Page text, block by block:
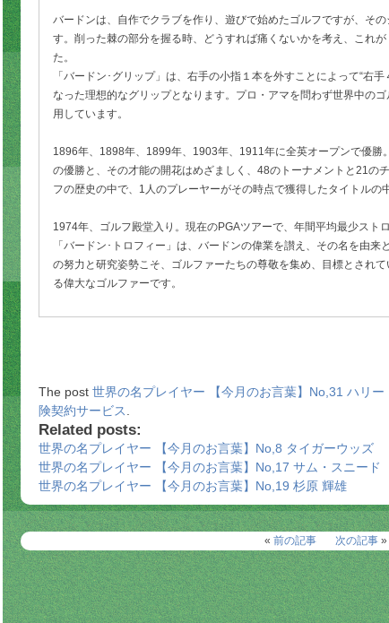
バードンは、自作でクラブを作り、遊びで始めたゴルフですが、そ
す。削った棘の部分を握る時、どうすれば痛くないかを考え、これ
た。
「バードン･グリップ」は、右手の小指１本を外すことによって“右
なった理想的なグリップとなります。プロ・アマを問わず世界中の
用しています。
1896年、1898年、1899年、1903年、1911年に全英オープンで優勝
の優勝と、その才能の開花はめざましく、48のトーナメントと21の
フの歴史の中で、1人のプレーヤーがその時点で獲得したタイトルの
1974年、ゴルフ殿堂入り。現在のPGAツアーで、年間平均最少スト
「バードン･トロフィー」は、バードンの偉業を讃え、その名を由来
の努力と研究姿勢こそ、ゴルファーたちの尊敬を集め、目標とされ
る偉大なゴルファーです。
The post 世界の名プレイヤー 【今月のお言葉】No,31 ハリー
険契約サービス
Related posts:
世界の名プレイヤー 【今月のお言葉】No,8 タイガーウッズ
世界の名プレイヤー 【今月のお言葉】No,17 サム・スニード
世界の名プレイヤー 【今月のお言葉】No,19 杉原 輝雄
« 前の記事 次の記事»